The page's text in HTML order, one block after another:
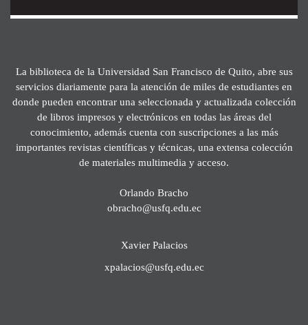
La biblioteca de la Universidad San Francisco de Quito, abre sus
servicios diariamente para la atención de miles de estudiantes en
donde pueden encontrar una seleccionada y actualizada colección
de libros impresos y electrónicos en todas las áreas del
conocimiento, además cuenta con suscripciones a las más
importantes revistas científicas y técnicas, una extensa colección
de materiales multimedia y acceso.
Orlando Bracho
obracho@usfq.edu.ec
Xavier Palacios
xpalacios@usfq.edu.ec